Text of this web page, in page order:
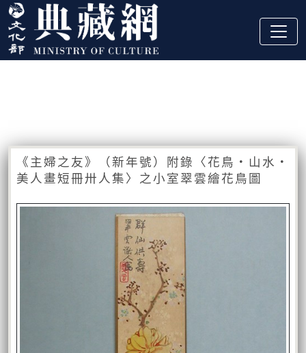
跳到主要內容
:::
《主婦之友》（新年號）附錄〈花鳥‧山水‧
美人畫短冊卅人集〉之小室翠雲繪花鳥圖